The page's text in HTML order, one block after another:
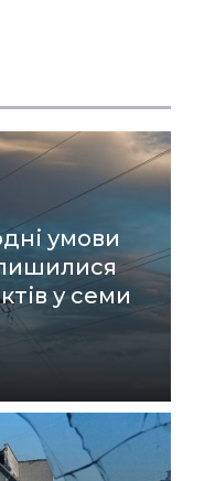
умови
у семи